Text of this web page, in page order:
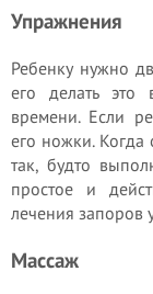
Упражнения
Ребенку нужно
его делать это
времени. Если
его ножки. Когда
так, будто
простое и
лечения запоров
Массаж